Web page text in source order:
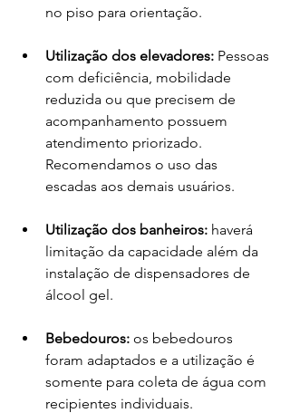
no piso para orientação.
Utilização dos elevadores: Pessoas
com deficiência, mobilidade
reduzida ou que precisem de
acompanhamento possuem
atendimento priorizado.
Recomendamos o uso das
escadas aos demais usuários.
Utilização dos banheiros: haverá
limitação da capacidade além da
instalação de dispensadores de
álcool gel.
Bebedouros: os bebedouros
foram adaptados e a utilização é
somente para coleta de água com
recipientes individuais.